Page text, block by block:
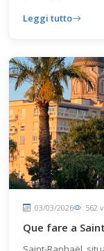
tranquille come
Leggi tutto
03/03/2026 562
Que fare a